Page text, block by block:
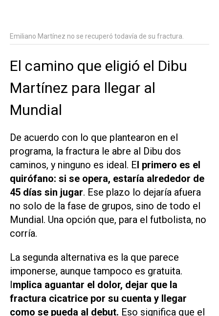
Emiliano Martínez no se recuperó todavía de su fractura.
El camino que eligió el Dibu
Martínez para llegar al
Mundial
De acuerdo con lo que plantearon en el
programa, la fractura le abre al Dibu dos
caminos, y ninguno es ideal. El primero es el
quirófano: si se opera, estaría alrededor de
45 días sin jugar. Ese plazo lo dejaría afuera
no solo de la fase de grupos, sino de todo el
Mundial. Una opción que, para el futbolista, no
corría.
La segunda alternativa es la que parece
imponerse, aunque tampoco es gratuita.
Implica aguantar el dolor, dejar que la
fractura cicatrice por su cuenta y llegar
como se pueda al debut. Eso significa que el